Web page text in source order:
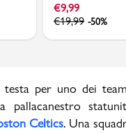
NBA
€9,99
€19,99 -50%
testa per uno dei
pallacanestro
Celtics. Una